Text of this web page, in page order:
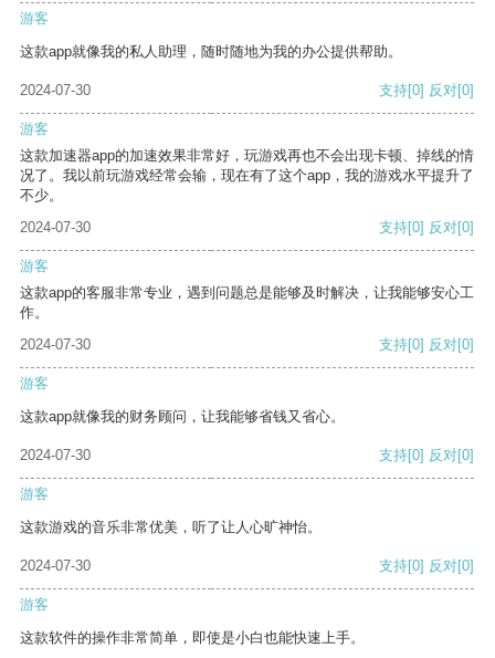
游客
这款app就像我的私人助理，随时随地为我的办公提供帮助。
2024-07-30 支持[0] 反对[0]
游客
这款加速器app的加速效果非常好，玩游戏再也不会出现卡顿、掉线的情
况了。我以前玩游戏经常会输，现在有了这个app，我的游戏水平提升了
不少。
2024-07-30
支持[0] 反对[0]
游客
这款app的客服非常专业，遇到问题总是能够及时解决，让我能够安心工
作。
2024-07-30
支持[0] 反对[0]
游客
这款app就像我的财务顾问，让我能够省钱又省心。
2024-07-30 支持[0] 反对[0]
游客
这款游戏的音乐非常优美，听了让人心旷神怡。
2024-07-30 支持[0] 反对[0]
游客
这款软件的操作非常简单，即使是小白也能快速上手。